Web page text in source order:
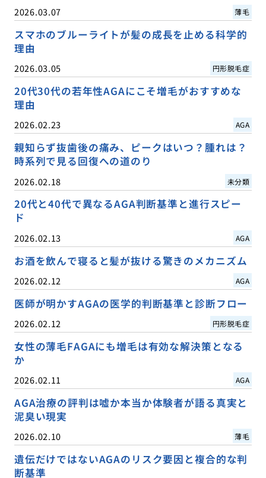
2026.03.07 薄毛
スマホのブルーライトが髪の成長を止める科学的
理由
2026.03.05 円形脱毛症
20代30代の若年性AGAにこそ増毛がおすすめな
理由
2026.02.23 AGA
親知らず抜歯後の痛み、ピークはいつ？腫れは？
時系列で見る回復への道のり
2026.02.18 未分類
20代と40代で異なるAGA判断基準と進行スピー
ド
2026.02.13 AGA
お酒を飲んで寝ると髪が抜ける驚きのメカニズム
2026.02.12 AGA
医師が明かすAGAの医学的判断基準と診断フロー
2026.02.12 円形脱毛症
女性の薄毛FAGAにも増毛は有効な解決策となる
か
2026.02.11 AGA
AGA治療の評判は嘘か本当か体験者が語る真実と
泥臭い現実
2026.02.10 薄毛
遺伝だけではないAGAのリスク要因と複合的な判
断基準